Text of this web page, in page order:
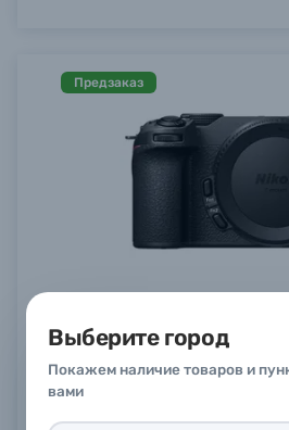
Выберите город
Покажем наличие товаров и
вами
Предзаказ
Беззеркальный
Предзаказ
Заказать